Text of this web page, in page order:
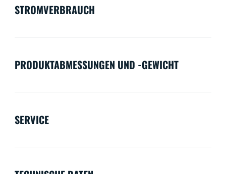
STROMVERBRAUCH
PRODUKTABMESSUNGEN UND -GEWICHT
SERVICE